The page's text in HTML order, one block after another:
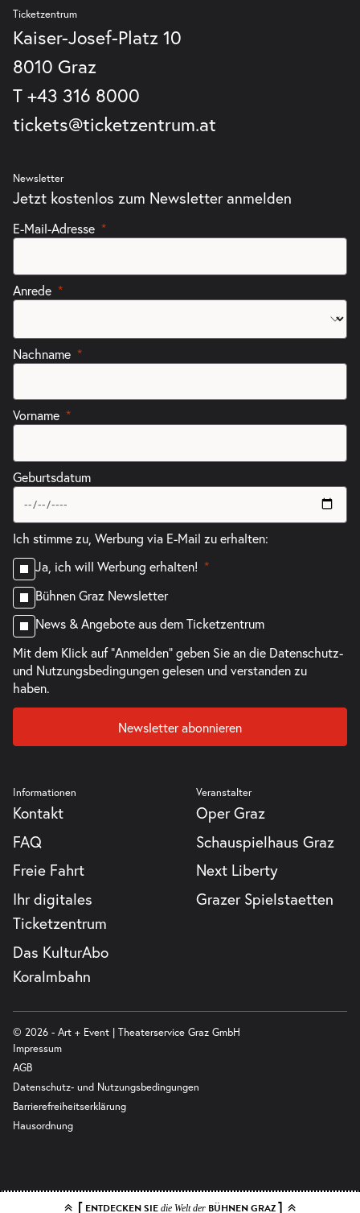
Walter
Di.
11.05.2027
Di. 11.05.2027
10:30–11:45 Uhr
Ticketzentrum
Kaiser-Josef-Platz 10
8010 Graz
T +43 316 8000
tickets@ticketzentrum.at
Newsletter
Jetzt kostenlos zum Newsletter anmelden
E-Mail-Adresse
Anrede
Nachname
Vorname
Geburtsdatum
Ich stimme zu, Werbung via E-Mail zu erhalten:
Ja, ich will Werbung erhalten!
Bühnen Graz Newsletter
News & Angebote aus dem Ticketzentrum
Mit dem Klick auf "Anmelden" geben Sie an die Datenschutz-
und Nutzungsbedingungengelesen und verstanden zu
haben.
Newsletter abonnieren
Informationen
Kontakt
FAQ
Freie Fahrt
Ihr digitales
Ticketzentrum
Das KulturAbo
Koralmbahn
Veranstalter
Oper Graz
Schauspielhaus Graz
Next Liberty
Grazer Spielstaetten
© 2026 - Art + Event | Theaterservice Graz GmbH
Impressum
AGB
Datenschutz- und Nutzungsbedingungen
Barrierefreiheitserklärung
Hausordnung
[ENTDECKEN SIE die Welt derBÜHNEN GRAZ]